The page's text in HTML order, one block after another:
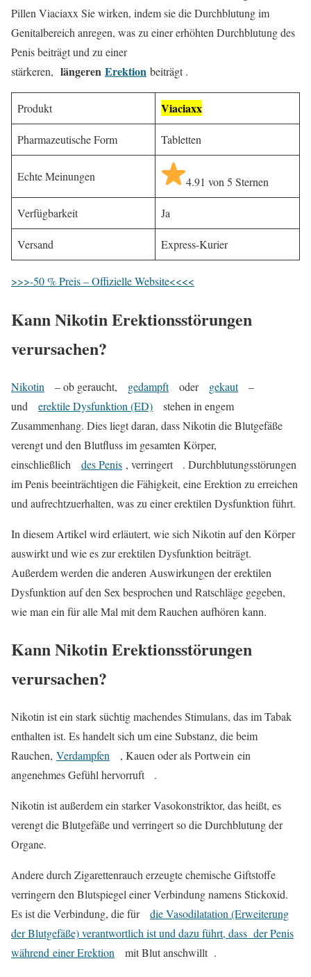
Pillen Viaciaxx Sie wirken, indem sie die Durchblutung im
Genitalbereich anregen, was zu einer erhöhten Durchblutung des
Penis beiträgt und zu einer
stärkeren, längeren Erektion beiträgt .
Produkt Viaciaxx
Pharmazeutische Form Tabletten
Echte Meinungen 4.91 von 5 Sternen
Verfügbarkeit Ja
Versand Express-Kurier
>>>-50 % Preis – Offizielle Website<<<<
Kann Nikotin Erektionsstörungen
verursachen?
Nikotin – ob geraucht, gedampftoder gekaut–
und erektile Dysfunktion (ED) stehen in engem
Zusammenhang. Dies liegt daran, dass Nikotin die Blutgefäße
verengt und den Blutfluss im gesamten Körper,
einschließlich des Penis , verringert . Durchblutungsstörungen
im Penis beeinträchtigen die Fähigkeit, eine Erektion zu erreichen
und aufrechtzuerhalten, was zu einer erektilen Dysfunktion führt.
In diesem Artikel wird erläutert, wie sich Nikotin auf den Körper
auswirkt und wie es zur erektilen Dysfunktion beiträgt.
Außerdem werden die anderen Auswirkungen der erektilen
Dysfunktion auf den Sex besprochen und Ratschläge gegeben,
wie man ein für alle Mal mit dem Rauchen aufhören kann.
Kann Nikotin Erektionsstörungen
verursachen?
Nikotin ist ein stark süchtig machendes Stimulans, das im Tabak
enthalten ist. Es handelt sich um eine Substanz, die beim
Rauchen, Verdampfen , Kauen oder als Portwein ein
angenehmes Gefühl hervorruft .
Nikotin ist außerdem ein starker Vasokonstriktor, das heißt, es
verengt die Blutgefäße und verringert so die Durchblutung der
Organe.
Andere durch Zigarettenrauch erzeugte chemische Giftstoffe
verringern den Blutspiegel einer Verbindung namens Stickoxid.
Es ist die Verbindung, die für die Vasodilatation (Erweiterung
der Blutgefäße) verantwortlich ist und dazu führt, dass der Penis
während einer Erektion mit Blut anschwillt .